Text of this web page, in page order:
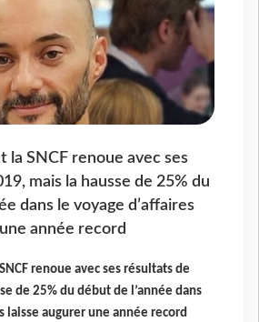
la SNCF renoue avec ses
mais la hausse de 25% du
dans le voyage d’affaires
année record
renoue avec ses résultats de
de 25% du début de l’année dans
laisse augurer une année record